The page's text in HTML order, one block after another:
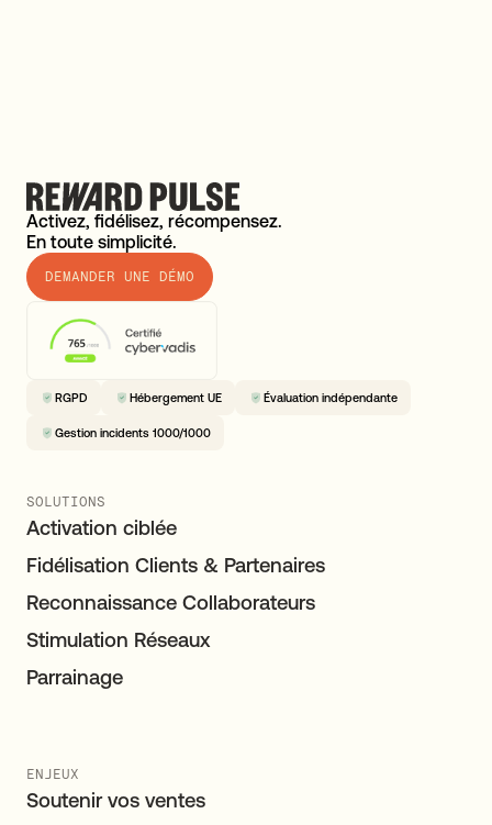
Activez, fidélisez, récompensez.
En toute simplicité.
DEMANDER UNE DÉMO
RGPD Hébergement UE Évaluation indépendante
Gestion incidents 1000/1000
SOLUTIONS
Activation ciblée
Fidélisation Clients & Partenaires
Reconnaissance Collaborateurs
Stimulation Réseaux
Parrainage
ENJEUX
Soutenir vos ventes